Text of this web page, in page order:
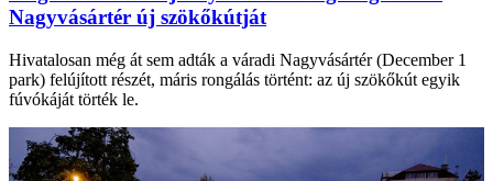
Nagyvásártér új szökőkútját
Hivatalosan még át sem adták a váradi Nagyvásártér (December 1
park) felújított részét, máris rongálás történt: az új szökőkút egyik
fúvókáját törték le.